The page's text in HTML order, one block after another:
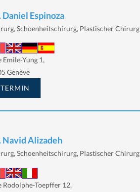
Daniel Espinoza
Schoenheitschirurg, Plastischer Chirurg
Emile-Yung 1,
Genève
TERMIN
Navid Alizadeh
Schoenheitschirurg, Plastischer Chirurg
Rodolphe-Toepffer 12,